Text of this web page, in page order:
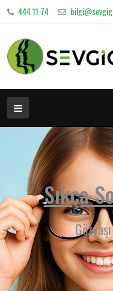
444 11 74
Sıkça